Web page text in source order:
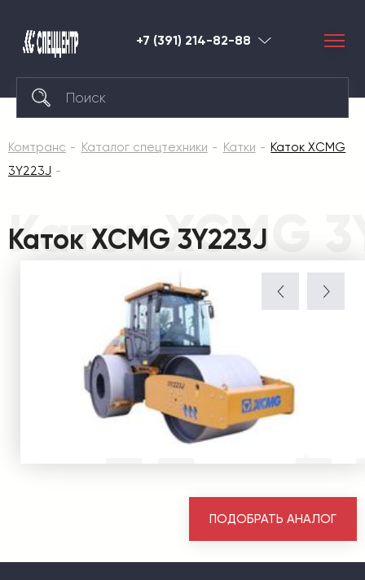
+7 (391) 214-82-88 Красноярск
Комтранс Каталог спецтехники Катки
Каток XCMG
3Y223J
Каток XCMG
Каток XCMG 3Y223J
ПОДОБРАТЬ АНАЛОГ